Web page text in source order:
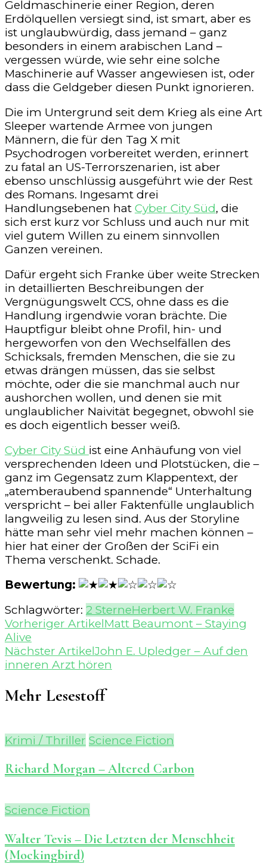
Geldmaschinerie einer Region, deren
Erdölquellen versiegt sind, ist smart, aber es
ist unglaubwürdig, dass jemand – ganz
besonders in einem arabischen Land –
vergessen würde, wie sehr eine solche
Maschinerie auf Wasser angewiesen ist, oder
dass die Geldgeber diesen Punkt ignorieren.
Die im Untergrund seit dem Krieg als eine Art
Sleeper wartende Armee von jungen
Männern, die für den Tag X mit
Psychodrogen vorbereitet werden, erinnert
zu fatal an US-Terrorszenarien, ist aber
ebenso unschlüssig ausgeführt wie der Rest
des Romans. Ingesamt drei
Handlungsebenen hat Cyber City Süd, die
sich erst kurz vor Schluss und auch nur mit
viel gutem Willen zu einem sinnvollen
Ganzen vereinen.
Dafür ergeht sich Franke über weite Strecken
in detaillierten Beschreibungen der
Vergnügungswelt CCS, ohne dass es die
Handlung irgendwie voran brächte. Die
Hauptfigur bleibt ohne Profil, hin- und
hergeworfen von den Wechselfällen des
Schicksals, fremden Menschen, die sie zu
etwas drängen müssen, das sie selbst
möchte, oder die sie manchmal auch nur
aushorchen wollen, und denen sie mit
unglaublicher Naivität begegnet, obwohl sie
es doch eigentlich besser weiß.
Cyber City Süd ist eine Anhäufung von viel
versprechenden Ideen und Plotstücken, die –
ganz im Gegensatz zum Klappentext, der
„atemberaubend spannende“ Unterhaltung
verspricht – bei aller Faktenfülle unglaublich
langweilig zu lesen sind. Aus der Storyline
hätte man sehr viel mehr machen können –
hier hat einer der Großen der SciFi ein
Thema verschenkt. Schade.
Bewertung:
Schlagwörter: 2 SterneHerbert W. Franke
Beitragsnavigation
Vorheriger ArtikelMatt Beaumont – Staying
Alive
Nächster ArtikelJohn E. Upledger – Auf den
inneren Arzt hören
Mehr Lesestoff
Krimi / Thriller Science Fiction
Richard Morgan – Altered Carbon
Science Fiction
Walter Tevis – Die Letzten der Menschheit
(Mockingbird)